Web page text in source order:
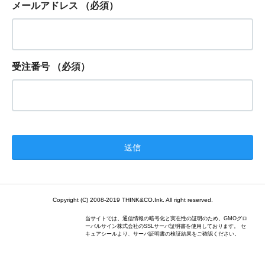
メールアドレス （必須）
受注番号 （必須）
Copyright (C) 2008-2019 THINK&CO.Ink. All right reserved.
当サイトでは、通信情報の暗号化と実在性の証明のため、GMOグロ
ーバルサイン株式会社のSSLサーバ証明書を使用しております。 セ
キュアシールより、サーバ証明書の検証結果をご確認ください。